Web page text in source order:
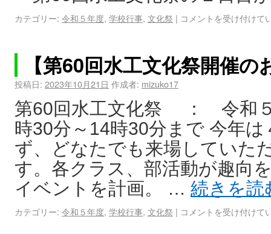
カテゴリー: 令和５年度, 学校行事, 文化祭 | コメントを受け付けて
【第60回水工文化祭開催の
投稿日: 2023年10月21日 作成者: mizuko17
第60回水工文化祭 ： 令和
時30分～14時30分まで 今年
ず、どなたでも来場していた
す。各クラス、部活動が趣向
イベントを計画。 … 続きを
カテゴリー: 令和５年度, 学校行事, 文化祭 | コメントを受け付けて